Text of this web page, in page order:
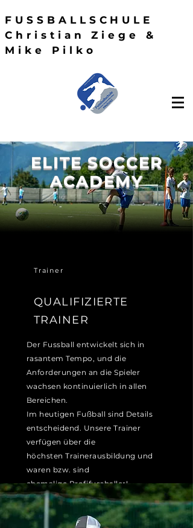
FUSSBALLSCHULE
Christian Ziege &
Mike Pilko
ELITE SOCCER
ACADEMY
Trainer
QUALIFIZIERTE
TRAINER
Der Fussball entwickelt sich in
rasantem Tempo, und die
Anforderungen an die Spieler
wachsen kontinuierlich in allen
Bereichen.
Im heutigen Fußball sind Details
entscheidend. Unsere Trainer
verfügen über die
höchsten Trainerausbildung und
waren bzw. sind
ehemaligeProfifussballer!